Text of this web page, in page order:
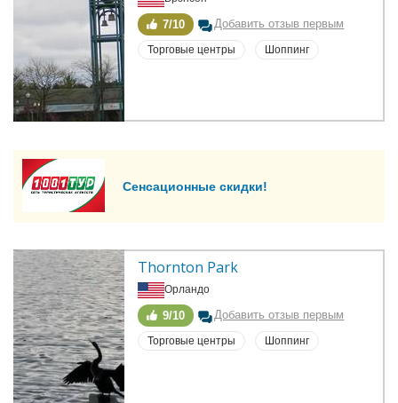
7/10 Добавить отзыв первым
Торговые центры Шоппинг
Сенсационные скидки!
Thornton Park
Орландо
9/10 Добавить отзыв первым
Торговые центры Шоппинг